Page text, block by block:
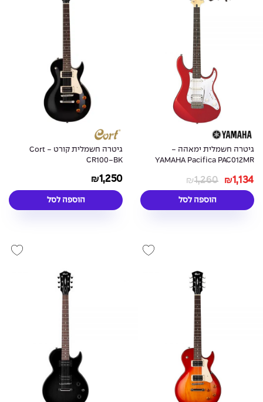
גיטרה חשמלית ימאהה -
YAMAHA Pacifica PAC012MR
₪1,260 ₪1,134
הוספה לסל
גיטרה חשמלית קורט - Cort
CR100-BK
₪1,250
הוספה לסל